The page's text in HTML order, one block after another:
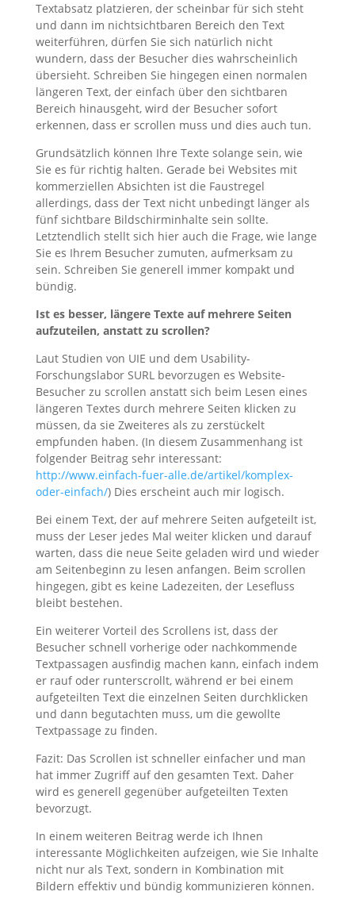
Textabsatz platzieren, der scheinbar für sich steht
und dann im nichtsichtbaren Bereich den Text
weiterführen, dürfen Sie sich natürlich nicht
wundern, dass der Besucher dies wahrscheinlich
übersieht. Schreiben Sie hingegen einen normalen
längeren Text, der einfach über den sichtbaren
Bereich hinausgeht, wird der Besucher sofort
erkennen, dass er scrollen muss und dies auch tun.
Grundsätzlich können Ihre Texte solange sein, wie
Sie es für richtig halten. Gerade bei Websites mit
kommerziellen Absichten ist die Faustregel
allerdings, dass der Text nicht unbedingt länger als
fünf sichtbare Bildschirminhalte sein sollte.
Letztendlich stellt sich hier auch die Frage, wie lange
Sie es Ihrem Besucher zumuten, aufmerksam zu
sein. Schreiben Sie generell immer kompakt und
bündig.
Ist es besser, längere Texte auf mehrere Seiten
aufzuteilen, anstatt zu scrollen?
Laut Studien von UIE und dem Usability-
Forschungslabor SURL bevorzugen es Website-
Besucher zu scrollen anstatt sich beim Lesen eines
längeren Textes durch mehrere Seiten klicken zu
müssen, da sie Zweiteres als zu zerstückelt
empfunden haben. (In diesem Zusammenhang ist
folgender Beitrag sehr interessant:
http://www.einfach-fuer-alle.de/artikel/komplex-
oder-einfach/) Dies erscheint auch mir logisch.
Bei einem Text, der auf mehrere Seiten aufgeteilt ist,
muss der Leser jedes Mal weiter klicken und darauf
warten, dass die neue Seite geladen wird und wieder
am Seitenbeginn zu lesen anfangen. Beim scrollen
hingegen, gibt es keine Ladezeiten, der Lesefluss
bleibt bestehen.
Ein weiterer Vorteil des Scrollens ist, dass der
Besucher schnell vorherige oder nachkommende
Textpassagen ausfindig machen kann, einfach indem
er rauf oder runterscrollt, während er bei einem
aufgeteilten Text die einzelnen Seiten durchklicken
und dann begutachten muss, um die gewollte
Textpassage zu finden.
Fazit: Das Scrollen ist schneller einfacher und man
hat immer Zugriff auf den gesamten Text. Daher
wird es generell gegenüber aufgeteilten Texten
bevorzugt.
In einem weiteren Beitrag werde ich Ihnen
interessante Möglichkeiten aufzeigen, wie Sie Inhalte
nicht nur als Text, sondern in Kombination mit
Bildern effektiv und bündig kommunizieren können.